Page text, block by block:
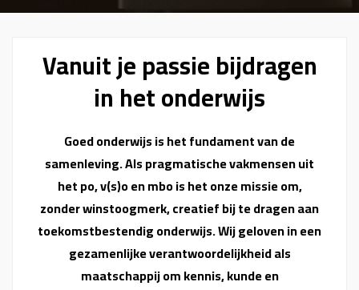
Vanuit je passie bijdragen
in het onderwijs
Goed onderwijs is het fundament van de
samenleving. Als pragmatische vakmensen uit
het po, v(s)o en mbo is het onze missie om,
zonder winstoogmerk, creatief bij te dragen aan
toekomstbestendig onderwijs. Wij geloven in een
gezamenlijke verantwoordelijkheid als
maatschappij om kennis, kunde en